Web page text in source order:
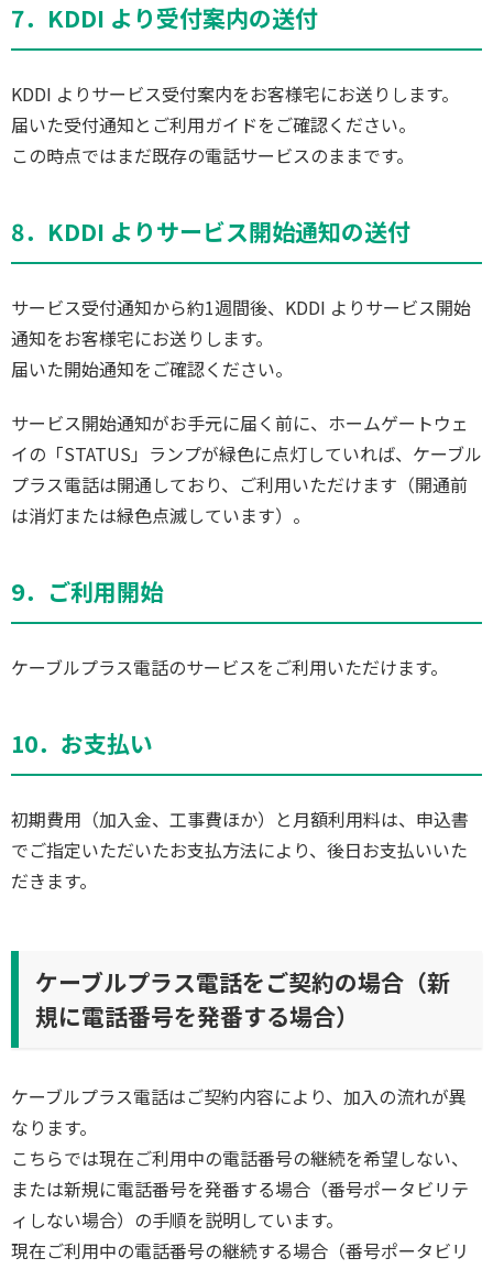
7．KDDI より受付案内の送付
KDDI よりサービス受付案内をお客様宅にお送りします。
届いた受付通知とご利用ガイドをご確認ください。
この時点ではまだ既存の電話サービスのままです。
8．KDDI よりサービス開始通知の送付
サービス受付通知から約1週間後、KDDI よりサービス開始
通知をお客様宅にお送りします。
届いた開始通知をご確認ください。
サービス開始通知がお手元に届く前に、ホームゲートウェ
イの「STATUS」ランプが緑色に点灯していれば、ケーブル
プラス電話は開通しており、ご利用いただけます（開通前
は消灯または緑色点滅しています）。
9．ご利用開始
ケーブルプラス電話のサービスをご利用いただけます。
10．お支払い
初期費用（加入金、工事費ほか）と月額利用料は、申込書
でご指定いただいたお支払方法により、後日お支払いいた
だきます。
ケーブルプラス電話をご契約の場合（新
規に電話番号を発番する場合）
ケーブルプラス電話はご契約内容により、加入の流れが異
なります。
こちらでは現在ご利用中の電話番号の継続を希望しない、
または新規に電話番号を発番する場合（番号ポータビリテ
ィしない場合）の手順を説明しています。
現在ご利用中の電話番号の継続する場合（番号ポータビリ